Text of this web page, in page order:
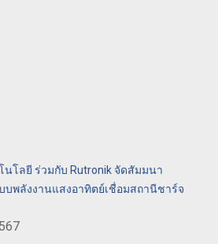
นโลยี ร่วมกับ Rutronik จัดสัมมนา
พลังงานแสงอาทิตย์เชื่อมสถานีชาร์จ